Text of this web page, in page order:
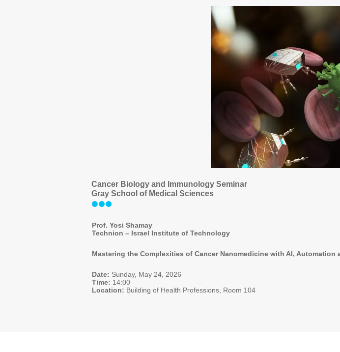
Cancer Biology and Immunology Seminar
Gray School of Medical Sciences
Prof. Yosi Shamay
Technion – Israel Institute of Technology
Mastering the Complexities of Cancer Nanomedicine with AI, Automation
Date: Sunday, May 24, 2026
Time: 14:00
Location: Building of Health Professions, Room 104